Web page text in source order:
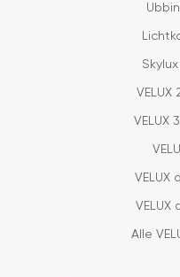
VELUX
VELUX
VELUX
VELUX
Alle